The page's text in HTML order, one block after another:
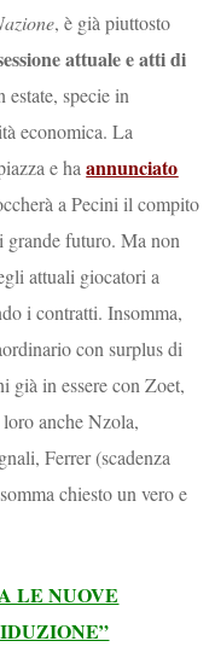
, è già piuttosto
attuale e atti di
specie in
economica. La
e haannunciato
a Pecini il compito
grande futuro. Ma non
attuali giocatori a
i contratti. Insomma,
con surplus di
già in essere con Zoet,
anche Nzola,
Ferrer (scadenza
chiesto un vero e
LE NUOVE